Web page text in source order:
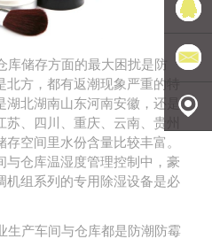
库储存方面的最大困扰是防
方，都有返潮现象严重的特
湖北湖南山东河南安徽，还是
、四川、重庆、云南、贵州
空间里水份含量比较丰富。
与仓库温湿度管理控制中，豪
机组系列的专用除湿设备是必
生产车间与仓库都是防潮防霉
联系电
话
豪森维
发送邮
件地理定